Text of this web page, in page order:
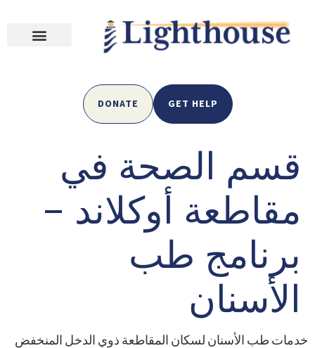
GET HELP
DONATE
قسم الصحة في
مقاطعة أوكلاند –
برنامج طب
الأسنان
خدمات طب الأسنان لسكان المقاطعة ذوي الدخل المنخفض